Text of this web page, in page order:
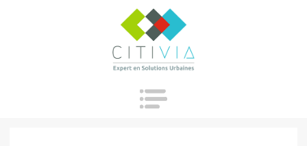
Jump to navigation